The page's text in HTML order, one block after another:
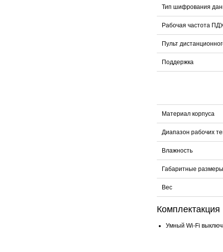
Тип шифрования
Рабочая частота
Пульт
Поддержка
Материал корпуса
Диапазон рабочих
Влажность
Габаритные размеры
Вес
Комплектакция
Умный Wi-Fi